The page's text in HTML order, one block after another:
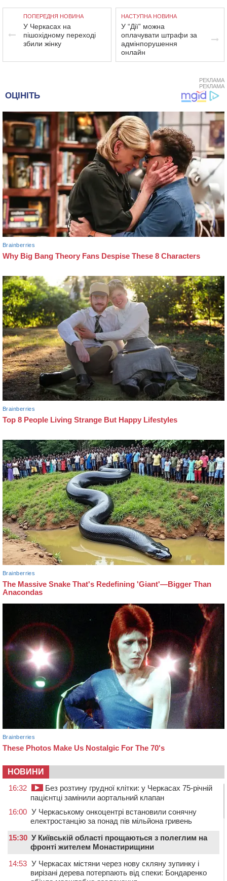
ПОПЕРЕДНЯ НОВИНА
У Черкасах на
пішохідному переході
збили жінку
НАСТУПНА НОВИНА
У “Дії” можна
оплачувати штрафи за
адмінпорушення
онлайн
РЕКЛАМА
РЕКЛАМА
НОВИНИ
16:32
Без розтину грудної клітки: у Черкасах 75-річній
пацієнтці замінили аортальний клапан
16:00 У Черкаському онкоцентрі встановили сонячну
електростанцію за понад пів мільйона гривень
15:30 У Київській області прощаються з полеглим на
фронті жителем Монастирищини
14:53 У Черкасах містяни через нову скляну зупинку і
вирізані дерева потерпають від спеки: Бондаренко